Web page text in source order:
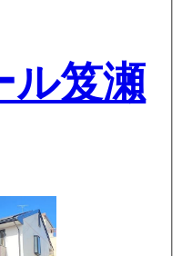
ル笈瀬